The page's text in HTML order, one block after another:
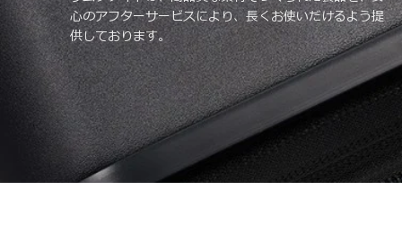
心のアフターサービスにより、長くお使いだけるよう提
供しております。